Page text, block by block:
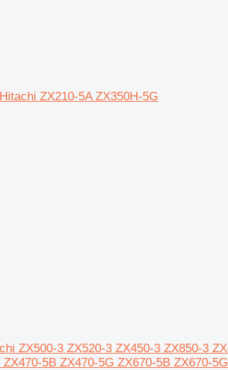
ZX210-5A ZX350H-5G
ZX500-3 ZX520-3 ZX450-3 ZX850-3
5B ZX470-5G ZX670-5B ZX670-